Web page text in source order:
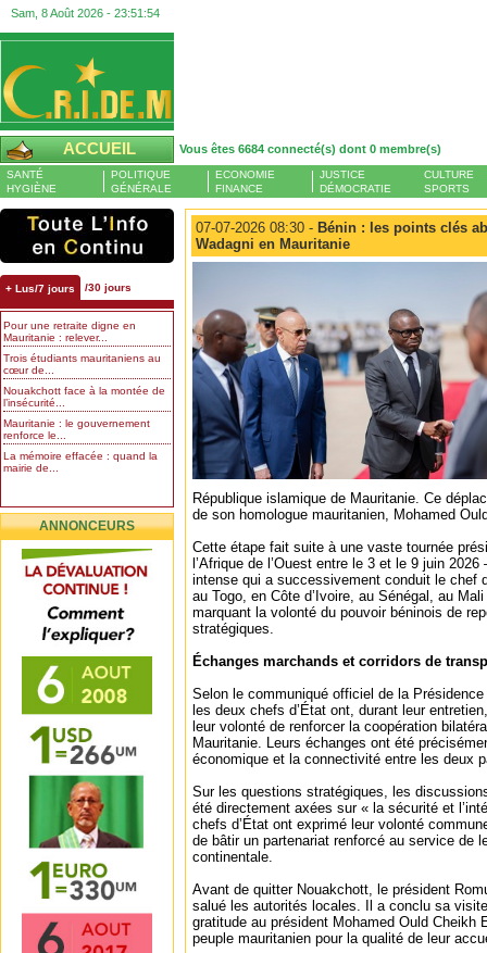
Sam, 8 Août 2026 - 23:51:55
ACCUEIL Vous êtes 6684 connecté(s) dont 0 membre(s)
SANTÉ
HYGIÈNE
POLITIQUE
GÉNÉRALE
ECONOMIE
FINANCE
JUSTICE
DÉMOCRATIE
CULTURE
SPORTS
+ Lus/7 jours /30 jours
Pour une retraite digne en
Mauritanie : relever...
Trois étudiants mauritaniens au
cœur de...
Nouakchott face à la montée de
l’insécurité...
Mauritanie : le gouvernement
renforce le...
La mémoire effacée : quand la
mairie de...
ANNONCEURS
07-07-2026 08:30 - Bénin : les points clés
Wadagni en Mauritanie
République islamique de Mauritanie. Ce
de son homologue mauritanien, Mohamed
Cette étape fait suite à une vaste tournée
l’Afrique de l’Ouest entre le 3 et le 9 juin
intense qui a successivement conduit le chef
au Togo, en Côte d’Ivoire, au Sénégal, au
marquant la volonté du pouvoir béninois de
stratégiques.
Échanges marchands et corridors de
Selon le communiqué officiel de la
les deux chefs d’État ont, durant leur
leur volonté de renforcer la coopération
Mauritanie. Leurs échanges ont été
économique et la connectivité entre les deux
Sur les questions stratégiques, les
été directement axées sur « la sécurité et
chefs d’État ont exprimé leur volonté
de bâtir un partenariat renforcé au service de
continentale.
Avant de quitter Nouakchott, le président
salué les autorités locales. Il a conclu sa
gratitude au président Mohamed Ould Cheikh
peuple mauritanien pour la qualité de leur